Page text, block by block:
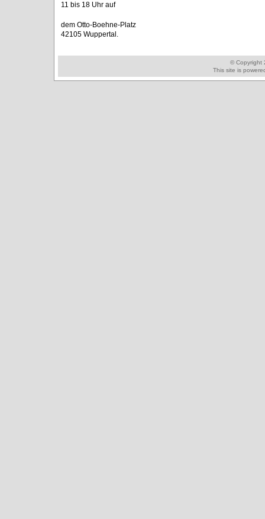
11 bis 18 Uhr auf
dem Otto-Boehne-Platz
42105 Wuppertal.
© Copyright
This site is